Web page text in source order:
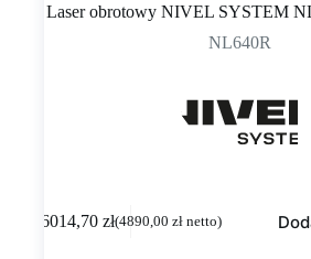
Laser obrotowy NIVEL SYSTEM
NL640R
6014,70 zł(4890,00 złnetto)